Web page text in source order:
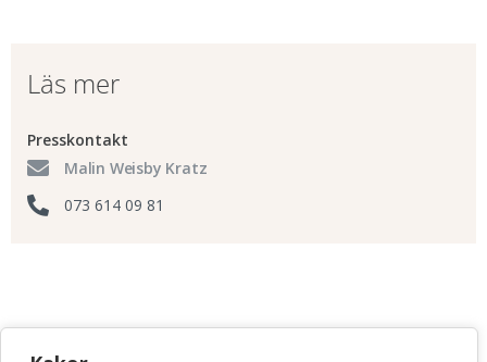
Läs mer
Presskontakt
Malin Weisby Kratz
073 614 09 81
KONSTHANTVERKSCENTRUM